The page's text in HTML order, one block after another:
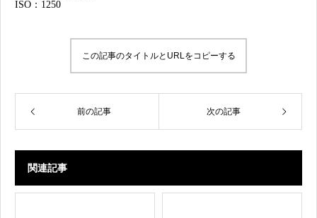
ISO：1250
この記事のタイトルとURLをコピーする
前の記事 次の記事
関連記事